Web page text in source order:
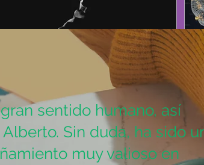
Duda es Normal o
sentido humano, así
Sin duda, ha sido
muy valioso en